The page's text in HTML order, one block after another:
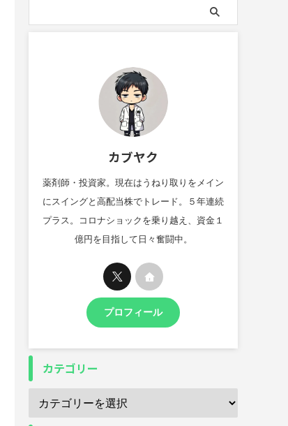
カブヤク
薬剤師・投資家。現在はうねり取りをメイン
にスイングと高配当株でトレード。５年連続
プラス。コロナショックを乗り越え、資金１
億円を目指して日々奮闘中。
プロフィール
カテゴリー